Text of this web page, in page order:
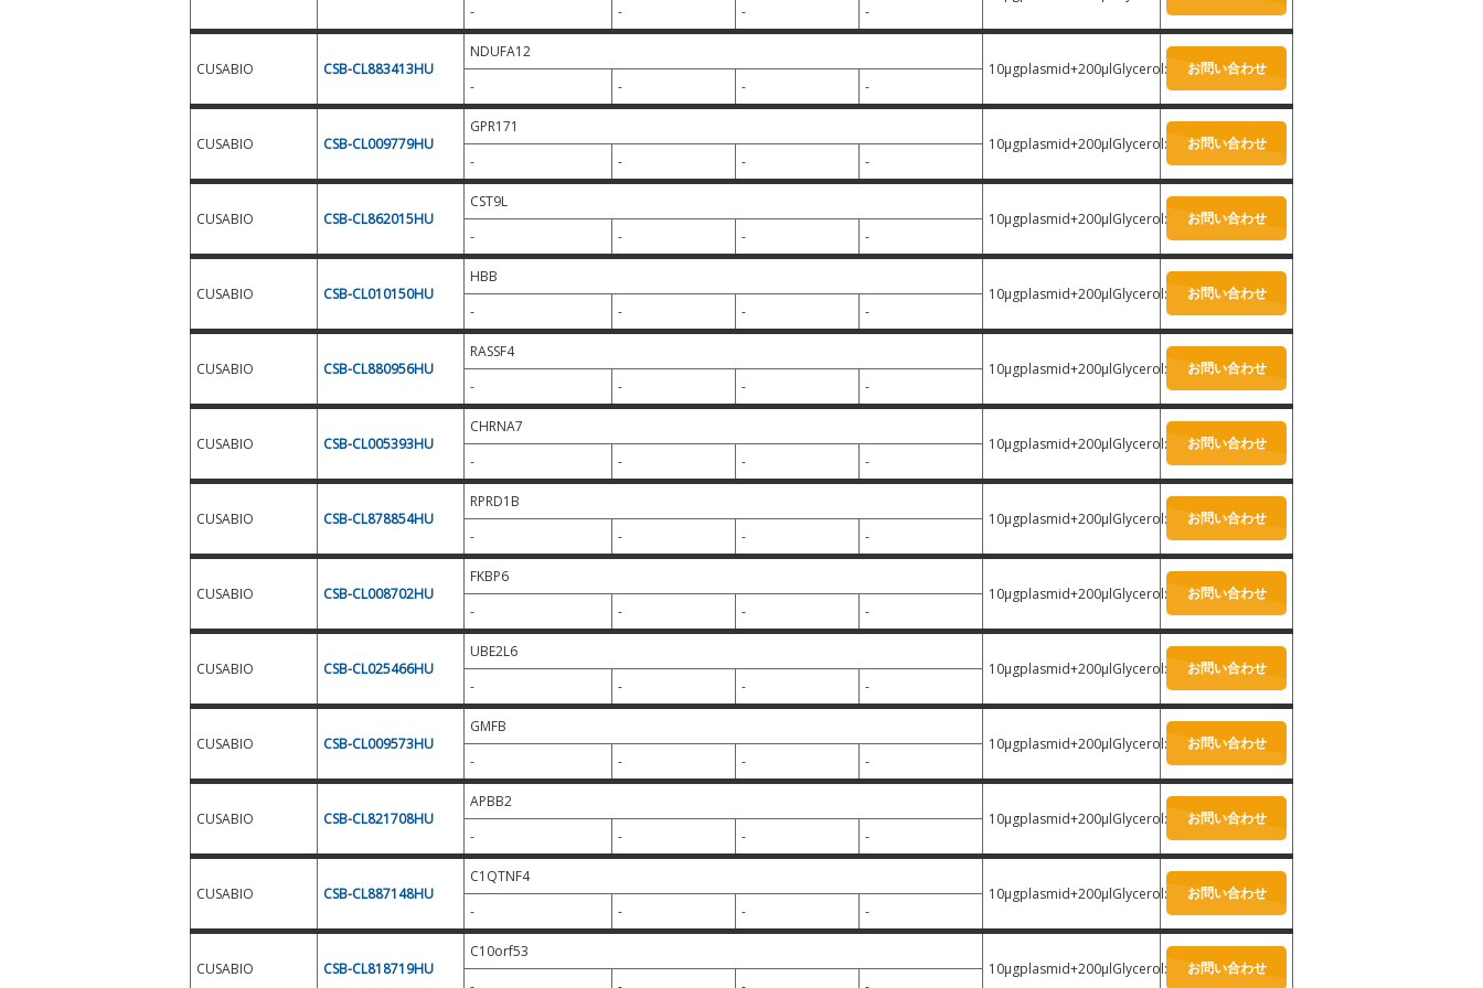
-
- - -
CUSABIO CSB-CL883413HU
NDUFA12
10μgplasmid+200μlGlycerol:
-
お問い合わせ
-
- - -
CUSABIO CSB-CL009779HU
GPR171
10μgplasmid+200μlGlycerol:
-
お問い合わせ
-
- - -
CUSABIO CSB-CL862015HU
CST9L
10μgplasmid+200μlGlycerol:
-
お問い合わせ
-
- - -
CUSABIO CSB-CL010150HU
HBB
10μgplasmid+200μlGlycerol:
-
お問い合わせ
-
- - -
CUSABIO CSB-CL880956HU
RASSF4
10μgplasmid+200μlGlycerol:
-
お問い合わせ
-
- - -
CUSABIO CSB-CL005393HU
CHRNA7
10μgplasmid+200μlGlycerol:
-
お問い合わせ
-
- - -
CUSABIO CSB-CL878854HU
RPRD1B
10μgplasmid+200μlGlycerol:
-
お問い合わせ
-
- - -
CUSABIO CSB-CL008702HU
FKBP6
10μgplasmid+200μlGlycerol:
-
お問い合わせ
-
- - -
CUSABIO CSB-CL025466HU
UBE2L6
10μgplasmid+200μlGlycerol:
-
お問い合わせ
-
- - -
CUSABIO CSB-CL009573HU
GMFB
10μgplasmid+200μlGlycerol:
-
お問い合わせ
-
- - -
CUSABIO CSB-CL821708HU
APBB2
10μgplasmid+200μlGlycerol:
-
お問い合わせ
-
- - -
CUSABIO CSB-CL887148HU
C1QTNF4
10μgplasmid+200μlGlycerol:
-
お問い合わせ
-
- - -
CUSABIO CSB-CL818719HU
C10orf53
10μgplasmid+200μlGlycerol:
-
お問い合わせ